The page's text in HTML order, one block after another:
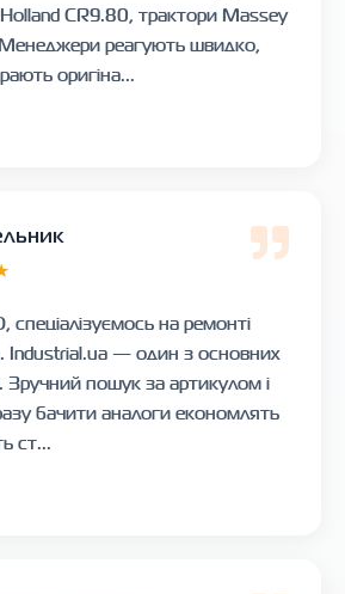
CR9.80, трактори Massey
реагують швидко,
оригіна...
на ремонті
Industrial.ua — один з основних
Зручний пошук за артикулом і
бачити аналоги економлять
ст...